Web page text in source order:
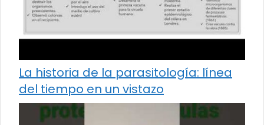
La historia de la parasitología: línea
del tiempo en un vistazo